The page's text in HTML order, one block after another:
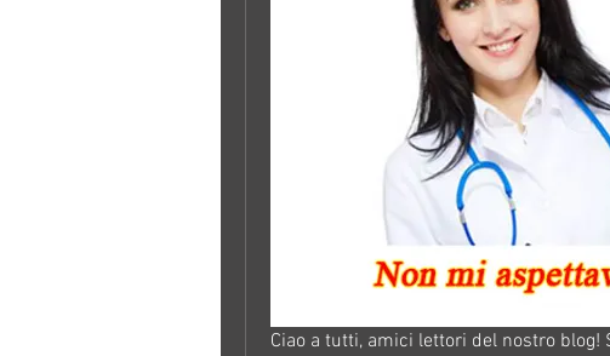
Ciao a tutti, amici lettori del nostro